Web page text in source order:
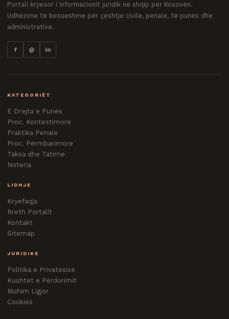
Portali kryesor i informacionit juridik në shqip për Kosovën.
Udhëzime të besueshme për çështje civile, penale, të punës dhe
administrative.
f @ in
KATEGORIËT
E Drejta e Punës
Proc. Kontestimore
Praktika Penale
Proc. Përmbarimore
Taksa dhe Tatime
Noteria
LIDHJE
Kryefaqja
Rreth Portalit
Kontakt
Sitemap
JURIDIKE
Politika e Privatësisë
Kushtet e Përdorimit
Mohim Ligjor
Cookies